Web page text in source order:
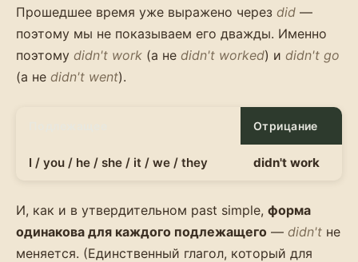
Прошедшее время уже выражено через did —
поэтому мы не показываем его дважды. Именно
поэтому didn't work (а не didn't worked) и didn't go
(а не didn't went).
Отрицание
I / you / he / she / it / we / they didn't work
И, как и в утвердительном past simple, форма
одинакова для каждого подлежащего — didn't не
меняется. (Единственный глагол, который для